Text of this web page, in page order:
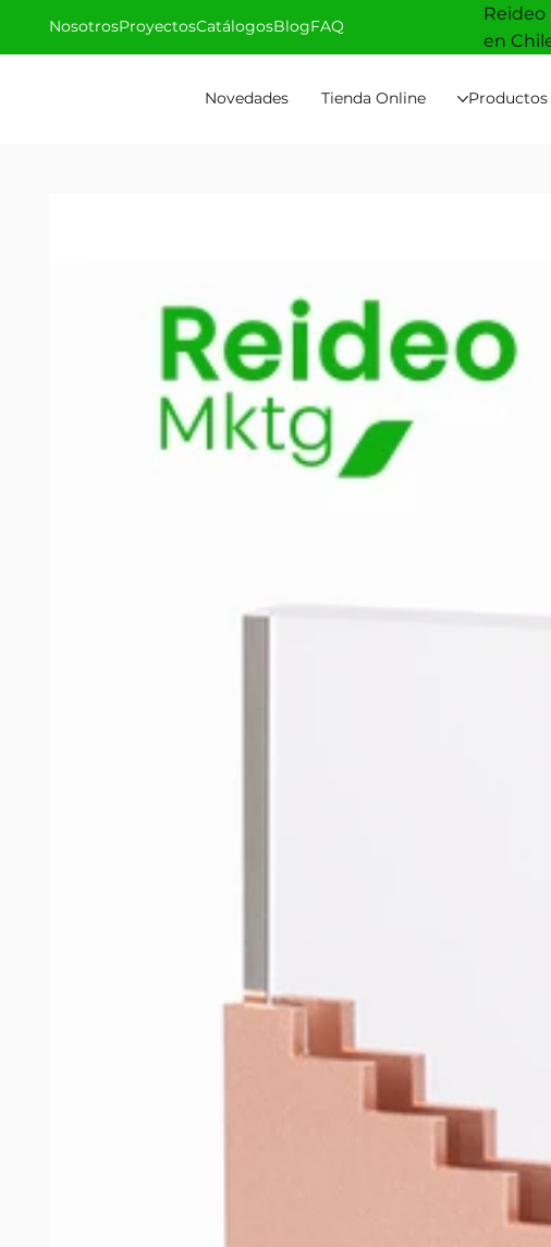
Novedades Tienda Online Productos
NosotrosProyectosCatálogosBlogFAQ
Reideo
en